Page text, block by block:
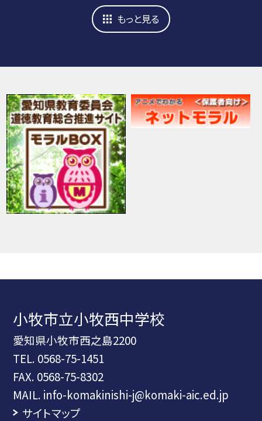
もっと見る
小牧市立小牧西中学校
愛知県小牧市西之島2200
TEL. 0568-75-1451
FAX. 0568-75-8302
MAIL. info-komakinishi-j@komaki-aic.ed.jp
サイトマップ